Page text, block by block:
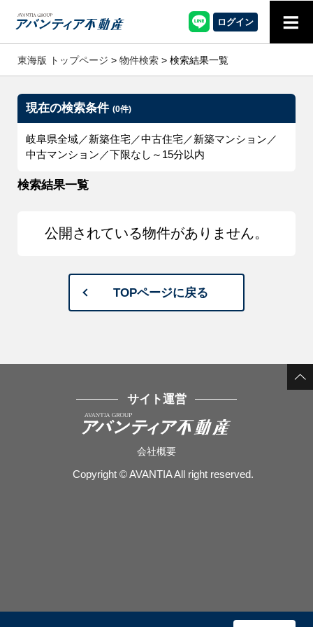
ログイン ≡
東海版 トップページ > 物件検索> 検索結果一覧
現在の検索条件(0件)
岐阜県全域／新築住宅／中古住宅／新築マンション／
中古マンション／下限なし～15分以内
検索結果一覧
公開されている物件がありません。
TOPページに戻る
サイト運営
会社概要
Copyright © AVANTIA All right reserved.